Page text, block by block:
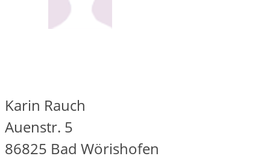
Karin Rauch
Auenstr. 5
86825 Bad Wörishofen